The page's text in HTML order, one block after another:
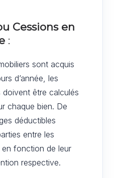
Cessions en
:
sont acquis
d’année, les
doivent être calculés
chaque bien. De
déductibles
entre les
fonction de leur
respective.